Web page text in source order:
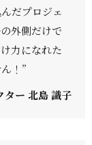
だプロジェ
外側だけで
力になれた
！”
ー 北島 識子